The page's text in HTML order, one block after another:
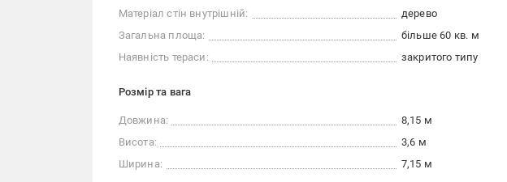
Матеріал стін внутрішній:
дерево
Загальна площа:
більше 60 кв. м
Наявність тераси:
закритого типу
Розмір та вага
Довжина:
8,15 м
Висота:
3,6 м
Ширина:
7,15 м